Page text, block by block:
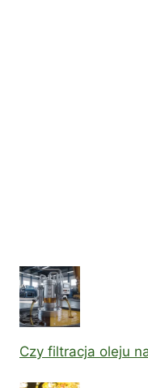
Czy filtracja oleju